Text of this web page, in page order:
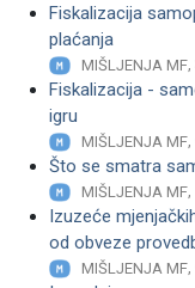
Fiskalizacija
plaćanja
MIŠLJENJA MF
Fiskalizacija -
igru
MIŠLJENJA MF
Što se smatra
MIŠLJENJA MF
Izuzeće
od obveze
MIŠLJENJA MF